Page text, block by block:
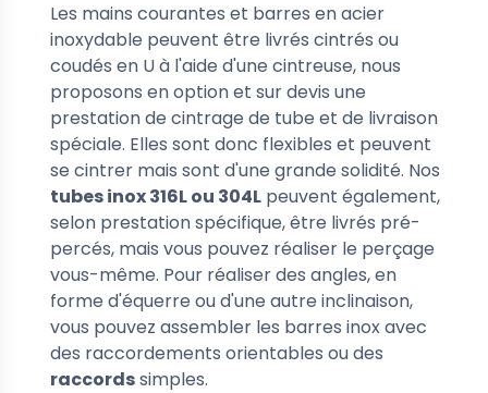
Les mains courantes et barres en acier
inoxydable peuvent être livrés cintrés ou
coudés en U à l'aide d'une cintreuse, nous
proposons en option et sur devis une
prestation de cintrage de tube et de livraison
spéciale. Elles sont donc flexibles et peuvent
se cintrer mais sont d'une grande solidité. Nos
tubes inox 316L ou 304L peuvent également,
selon prestation spécifique, être livrés pré-
percés, mais vous pouvez réaliser le perçage
vous-même. Pour réaliser des angles, en
forme d'équerre ou d'une autre inclinaison,
vous pouvez assembler les barres inox avec
des raccordements orientables ou des
raccordssimples.